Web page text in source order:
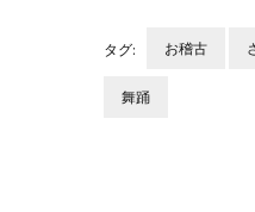
タグ: お稽古
舞踊